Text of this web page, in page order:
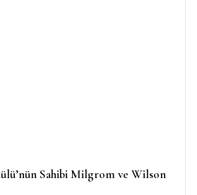
Sahibi Milgrom ve Wilson